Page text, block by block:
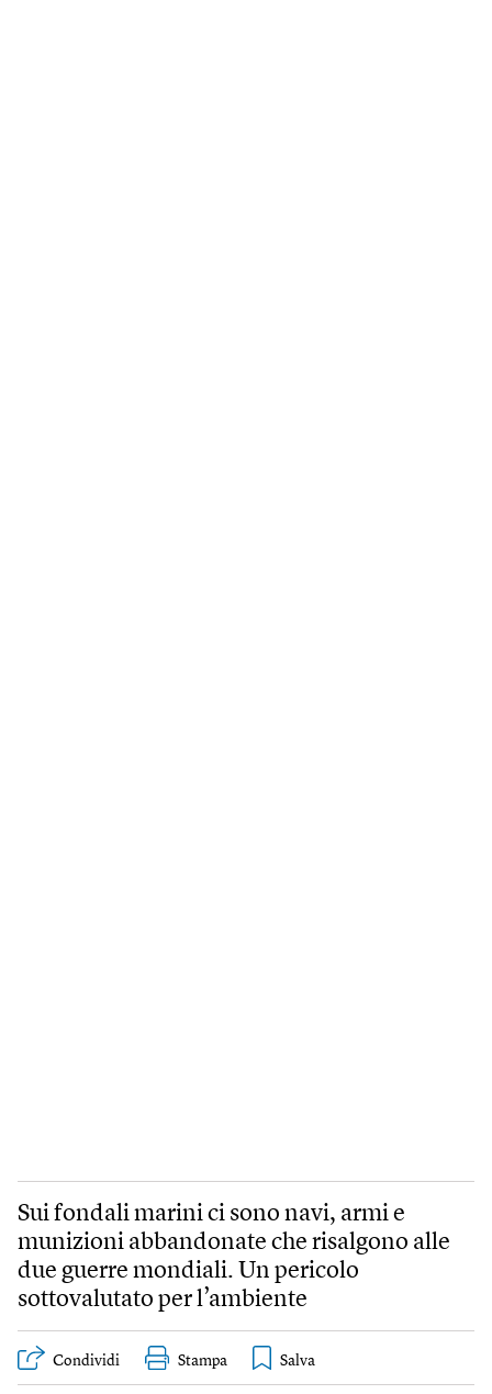
Sui fondali marini ci sono navi, armi e
munizioni abbandonate che risalgono alle
due guerre mondiali. Un pericolo
sottovalutato per l’ambiente
Condividi Stampa